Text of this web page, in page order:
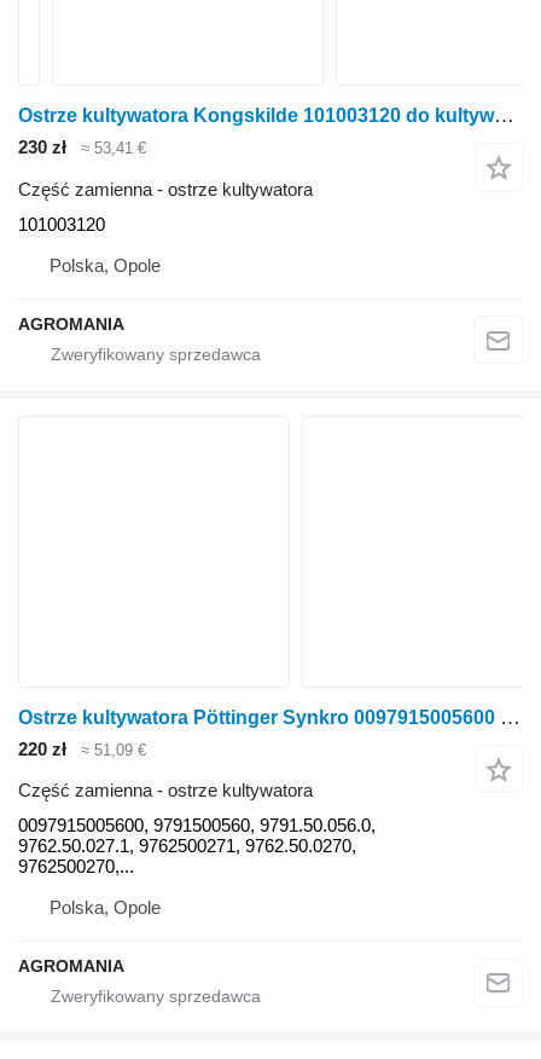
Ostrze kultywatora Kongskilde 101003120 do kultywatora Kongskilde Delta Flex
230 zł ≈ 53,41 €
Część zamienna - ostrze kultywatora
101003120
Polska, Opole
AGROMANIA
Ostrze kultywatora Pöttinger Synkro 0097915005600 do kultywatora Pöttinger Synkro
220 zł ≈ 51,09 €
Część zamienna - ostrze kultywatora
0097915005600, 9791500560, 9791.50.056.0,
9762.50.027.1, 9762500271, 9762.50.0270,
9762500270,...
Polska, Opole
AGROMANIA